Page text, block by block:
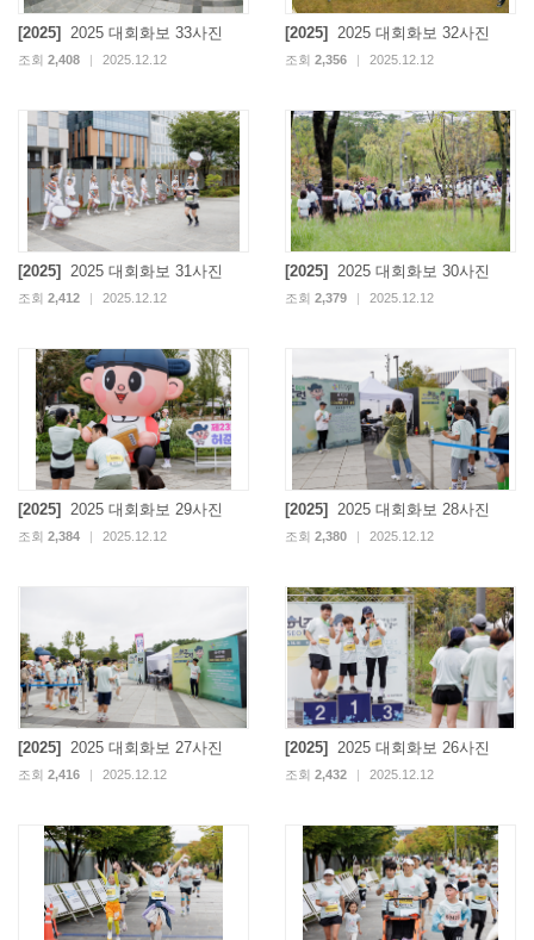
[2025] 2025 대회화보 33사진
조회 2,408 | 2025.12.12
[2025] 2025 대회화보 32사진
조회 2,356 | 2025.12.12
[2025] 2025 대회화보 31사진
조회 2,412 | 2025.12.12
[2025] 2025 대회화보 30사진
조회 2,379 | 2025.12.12
[2025] 2025 대회화보 29사진
조회 2,384 | 2025.12.12
[2025] 2025 대회화보 28사진
조회 2,380 | 2025.12.12
[2025] 2025 대회화보 27사진
조회 2,416 | 2025.12.12
[2025] 2025 대회화보 26사진
조회 2,432 | 2025.12.12